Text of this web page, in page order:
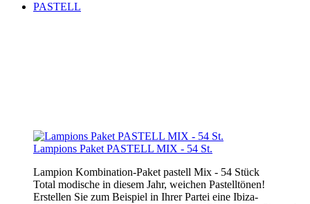
PASTELL
Lampions Paket PASTELL MIX - 54 St.
Lampion Kombination-Paket pastell Mix - 54 Stück
Total modische in diesem Jahr, weichen Pastelltönen!
Erstellen Sie zum Beispiel in Ihrer Partei eine Ibiza-